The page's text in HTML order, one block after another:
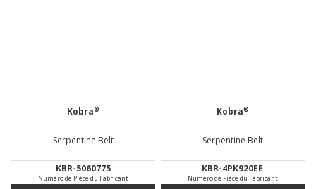
Kobra®
Serpentine Belt
KBR-5060775
Numéro de Pièce du Fabricant
Kobra®
Serpentine Belt
KBR-4PK920EE
Numéro de Pièce du Fabricant